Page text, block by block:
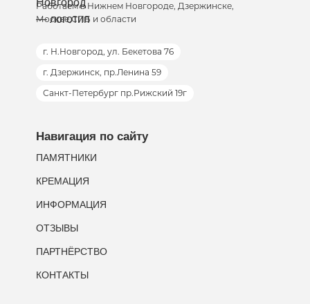
Работаем в Нижнем Новгороде, Дзержинске,
Москве,СПБ и области
г. Н.Новгород, ул. Бекетова 76
г. Дзержинск, пр.Ленина 59
Санкт-Петербург пр.Рижский 19г
Навигация по сайту
ПАМЯТНИКИ
КРЕМАЦИЯ
ИНФОРМАЦИЯ
ОТЗЫВЫ
ПАРТНЁРСТВО
КОНТАКТЫ